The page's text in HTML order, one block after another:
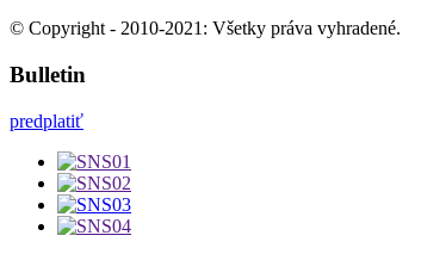
© Copyright - 2010-2021: Všetky práva vyhradené.
Bulletin
predplatiť